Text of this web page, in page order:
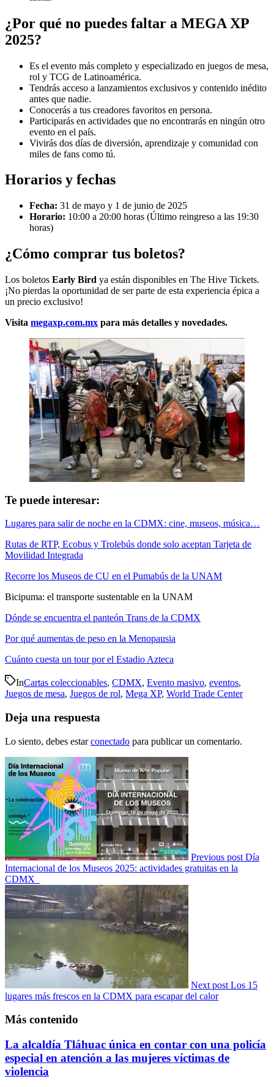
¿Por qué no puedes faltar a MEGA XP
2025?
Es el evento más completo y especializado en juegos de mesa,
rol y TCG de Latinoamérica.
Tendrás acceso a lanzamientos exclusivos y contenido inédito
antes que nadie.
Conocerás a tus creadores favoritos en persona.
Participarás en actividades que no encontrarás en ningún otro
evento en el país.
Vivirás dos días de diversión, aprendizaje y comunidad con
miles de fans como tú.
Horarios y fechas
Fecha: 31 de mayo y 1 de junio de 2025
Horario: 10:00 a 20:00 horas (Último reingreso a las 19:30
horas)
¿Cómo comprar tus boletos?
Los boletos Early Bird ya están disponibles en The Hive Tickets.
¡No pierdas la oportunidad de ser parte de esta experiencia épica a
un precio exclusivo!
Visita megaxp.com.mx para más detalles y novedades.
Te puede interesar:
Lugares para salir de noche en la CDMX: cine, museos, música…
Rutas de RTP, Ecobus y Trolebús donde solo aceptan Tarjeta de
Movilidad Integrada
Recorre los Museos de CU en el Pumabús de la UNAM
Bicipuma: el transporte sustentable en la UNAM
Dónde se encuentra el panteón Trans de la CDMX
Por qué aumentas de peso en la Menopausia
Cuánto cuesta un tour por el Estadio Azteca
InCartas coleccionables, CDMX, Evento masivo, eventos,
Juegos de mesa, Juegos de rol, Mega XP, World Trade Center
Deja una respuesta
Lo siento, debes estarconectado para publicar un comentario.
Previous post Día
Internacional de los Museos 2025: actividades gratuitas en la
CDMX
Next post Los 15
lugares más frescos en la CDMX para escapar del calor
Más contenido
La alcaldía Tláhuac única en contar con una policía
especial en atención a las mujeres víctimas de
violencia